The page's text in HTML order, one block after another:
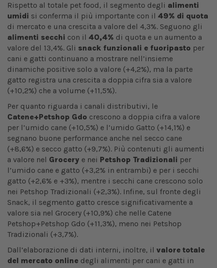
Rispetto al totale pet food, il segmento degli alimenti
umidi si conferma il più importante con il 49% di quota
di mercato e una crescita a valore del 4,3%. Seguono gli
alimenti secchi con il 40,4% di quota e un aumento a
valore del 13,4%. Gli snack funzionali e fuoripasto per
cani e gatti continuano a mostrare nell’insieme
dinamiche positive solo a valore (+4,2%), ma la parte
gatto registra una crescita a doppia cifra sia a valore
(+10,2%) che a volume (+11,5%).
Per quanto riguarda i canali distributivi, le
Catene+Petshop Gdo crescono a doppia cifra a valore
per l’umido cane (+10,5%) e l’umido Gatto (+14,1%) e
segnano buone performance anche nel secco cane
(+8,6%) e secco gatto (+9,7%). Più contenuti gli aumenti
a valore nel Grocery e nei Petshop Tradizionali per
l’umido cane e gatto (+3,2% in entrambi) e per i secchi
gatto (+2,6% e +3%), mentre i secchi cane crescono solo
nei Petshop Tradizionali (+2,3%). Infine, sul fronte degli
Snack, il segmento gatto cresce significativamente a
valore sia nel Grocery (+10,9%) che nelle Catene
Petshop+Petshop Gdo (+11,3%), meno nei Petshop
Tradizionali (+3,7%).
Dall’elaborazione di dati interni, inoltre, il valore totale
del mercato online degli alimenti per cani e gatti in